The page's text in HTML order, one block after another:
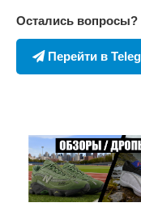
Остались вопросы?
Перейти в